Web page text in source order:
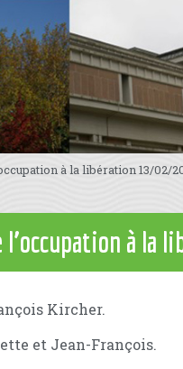
à la libération 13/02/
l’occupation à
Kircher.
et Jean-François.